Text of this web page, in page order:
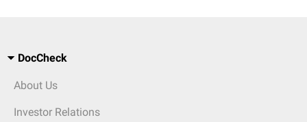
DocCheck
About Us
Investor Relations